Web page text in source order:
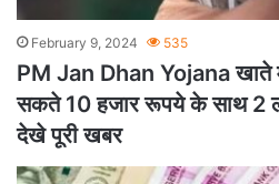
February 9, 2024 535
PM Jan Dhan Yojana खाते
सकते 10 हजार रूपये के साथ 2
देखे पूरी खबर